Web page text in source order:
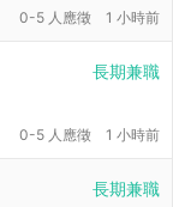
0-5 人應徵 1 小時前
長期兼職
0-5 人應徵 1 小時前
長期兼職